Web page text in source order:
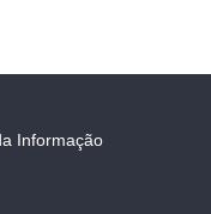
Informação